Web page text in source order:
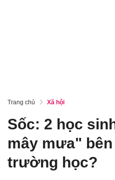
Trang chủ Xã hội
Sốc: 2 học
mây mưa"
trường học?